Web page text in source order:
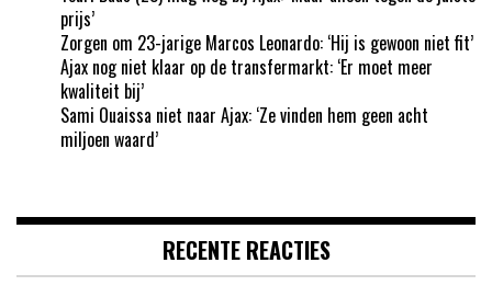
prijs’
Zorgen om 23-jarige Marcos Leonardo: ‘Hij is gewoon niet fit’
Ajax nog niet klaar op de transfermarkt: ‘Er moet meer
kwaliteit bij’
Sami Ouaissa niet naar Ajax: ‘Ze vinden hem geen acht
miljoen waard’
RECENTE REACTIES